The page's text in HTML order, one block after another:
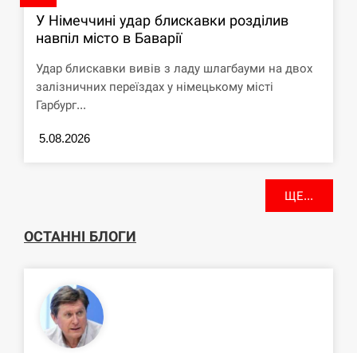
У Німеччині удар блискавки розділив
навпіл місто в Баварії
Удар блискавки вивів з ладу шлагбауми на двох
залізничних переїздах у німецькому місті
Гарбург...
5.08.2026
ЩЕ...
ОСТАННІ БЛОГИ